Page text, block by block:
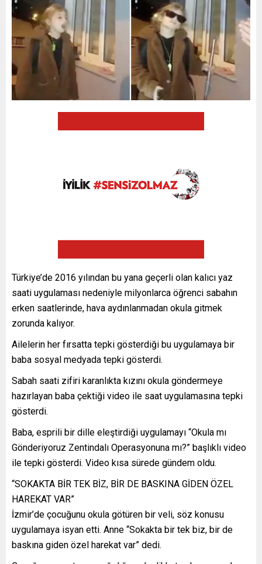
Türkiye’de 2016 yılından bu yana geçerli olan kalıcı yaz
saati uygulaması nedeniyle milyonlarca öğrenci sabahın
erken saatlerinde, hava aydınlanmadan okula gitmek
zorunda kalıyor.
Ailelerin her fırsatta tepki gösterdiği bu uygulamaya bir
baba sosyal medyada tepki gösterdi.
Sabah saati zifiri karanlıkta kızını okula göndermeye
hazırlayan baba çektiği video ile saat uygulamasına tepki
gösterdi.
Baba, esprili bir dille eleştirdiği uygulamayı “Okula mı
Gönderiyoruz Zentindalı Operasyonuna mı?” başlıklı video
ile tepki gösterdi. Video kısa sürede gündem oldu.
“SOKAKTA BİR TEK BİZ, BİR DE BASKINA GİDEN ÖZEL
HAREKAT VAR”
İzmir’de çocuğunu okula götüren bir veli, söz konusu
uygulamaya isyan etti. Anne “Sokakta bir tek biz, bir de
baskına giden özel harekat var” dedi.